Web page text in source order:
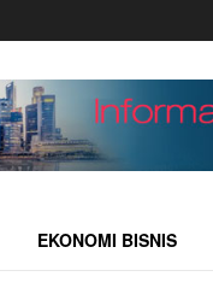
EKONOMI BISNIS